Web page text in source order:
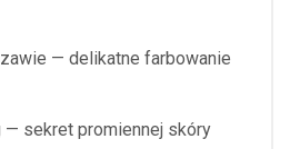
— delikatne farbowanie
— sekret promiennej skóry